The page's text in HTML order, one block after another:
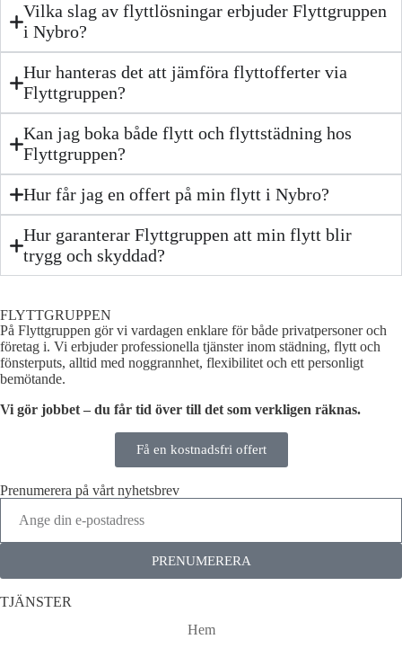
Vilka slag av flyttlösningar erbjuder Flyttgruppen
i Nybro?
Hur hanteras det att jämföra flyttofferter via
Flyttgruppen?
Kan jag boka både flytt och flyttstädning hos
Flyttgruppen?
Hur får jag en offert på min flytt i Nybro?
Hur garanterar Flyttgruppen att min flytt blir
trygg och skyddad?
FLYTTGRUPPEN
På Flyttgruppen gör vi vardagen enklare för både privatpersoner och
företag i. Vi erbjuder professionella tjänster inom städning, flytt och
fönsterputs, alltid med noggrannhet, flexibilitet och ett personligt
bemötande.
Vi gör jobbet – du får tid över till det som verkligen räknas.
Få en kostnadsfri offert
Prenumerera på vårt nyhetsbrev
PRENUMERERA
TJÄNSTER
Hem